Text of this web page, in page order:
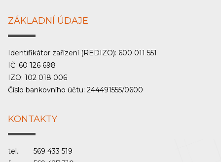
ZÁKLADNÍ ÚDAJE
Identifikátor zařízení (REDIZO): 600 011 551
IČ: 60 126 698
IZO: 102 018 006
Číslo bankovního účtu: 244491555/0600
KONTAKTY
tel.:
569 433 519